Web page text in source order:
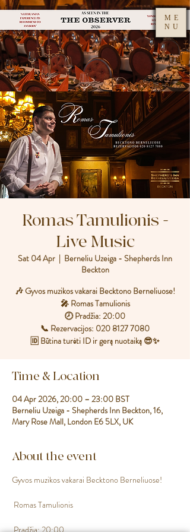
ME
NU
Romas Tamulionis -
Live Music
Sat 04 Apr
  |
Berneliu Uzeiga - Shepherds Inn
Beckton
🎶 Gyvos muzikos vakarai Becktono Berneliuose!
🎤 Romas Tamulionis
🕗 Pradžia: 20:00
📞 Rezervacijos: 020 8127 7080
🆔 Būtina turėti ID ir gerą nuotaiką 😎✨
Time & Location
04 Apr 2026, 20:00 – 23:00 BST
Berneliu Uzeiga - Shepherds Inn Beckton, 16,
Mary Rose Mall, London E6 5LX, UK
About the event
Gyvos muzikos vakarai Becktono Berneliuose!
Romas Tamulionis
Pradžia: 20:00